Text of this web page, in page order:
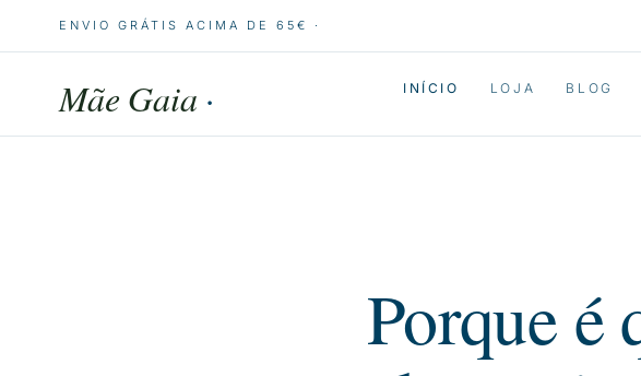
ENVIO GRÁTIS ACIMA DE 65€ ·
Mãe Gaia · INÍCIO LOJA BLOG
Porque é